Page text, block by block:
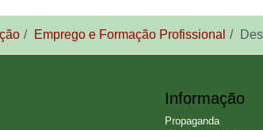
Emprego e Formação Profissional
Informação
Propaganda